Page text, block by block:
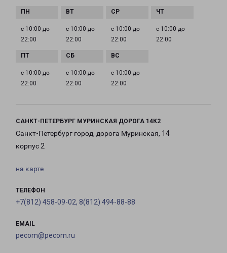
с 10:00 до
22:00
с 10:00 до
22:00
с 10:00 до
22:00
с 10:00 до
22:00
с 10:00 до
22:00
с 10:00 до
22:00
с 10:00 до
22:00
САНКТ-ПЕТЕРБУРГ МУРИНСКАЯ ДОРОГА 14К2
Санкт-Петербург город, дорога Муринская, 14
корпус 2
на карте
ТЕЛЕФОН
+7(812) 458-09-02, 8(812) 494-88-88
EMAIL
pecom@pecom.ru